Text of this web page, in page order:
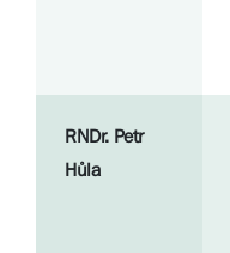
RNDr. Petr
Hůla